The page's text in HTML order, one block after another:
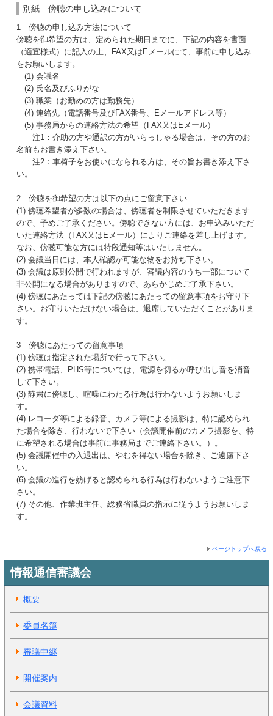
別紙 傍聴の申し込みについて
1 傍聴の申し込み方法について
傍聴を御希望の方は、定められた期日までに、下記の内容を書面
（適宜様式）に記入の上、FAX又はEメールにて、事前に申し込み
をお願いします。
(1) 会議名
(2) 氏名及びふりがな
(3) 職業（お勤めの方は勤務先）
(4) 連絡先（電話番号及びFAX番号、Eメールアドレス等）
(5) 事務局からの連絡方法の希望（FAX又はEメール）
注1：介助の方や通訳の方がいらっしゃる場合は、その方のお
名前もお書き添え下さい。
注2：車椅子をお使いになられる方は、その旨お書き添え下さ
い。
2 傍聴を御希望の方は以下の点にご留意下さい
(1) 傍聴希望者が多数の場合は、傍聴者を制限させていただきます
ので、予めご了承ください。傍聴できない方には、お申込みいただ
いた連絡方法（FAX又はEメール）によりご連絡を差し上げます。
なお、傍聴可能な方には特段通知等はいたしません。
(2) 会議当日には、本人確認が可能な物をお持ち下さい。
(3) 会議は原則公開で行われますが、審議内容のうち一部について
非公開になる場合がありますので、あらかじめご了承下さい。
(4) 傍聴にあたっては下記の傍聴にあたっての留意事項をお守り下
さい。お守りいただけない場合は、退席していただくことがありま
す。
3 傍聴にあたっての留意事項
(1) 傍聴は指定された場所で行って下さい。
(2) 携帯電話、PHS等については、電源を切るか呼び出し音を消音
して下さい。
(3) 静粛に傍聴し、喧噪にわたる行為は行わないようお願いしま
す。
(4) レコーダ等による録音、カメラ等による撮影は、特に認められ
た場合を除き、行わないで下さい（会議開催前のカメラ撮影を、特
に希望される場合は事前に事務局までご連絡下さい。）。
(5) 会議開催中の入退出は、やむを得ない場合を除き、ご遠慮下さ
い。
(6) 会議の進行を妨げると認められる行為は行わないようご注意下
さい。
(7) その他、作業班主任、総務省職員の指示に従うようお願いしま
す。
ページトップへ戻る
情報通信審議会
概要
委員名簿
審議中継
開催案内
会議資料